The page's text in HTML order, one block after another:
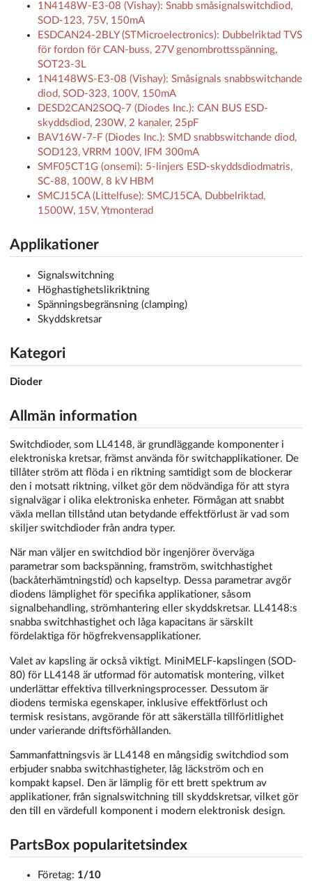
1N4148W-E3-08 (Vishay): Snabb småsignalswitchdiod,
SOD-123, 75V, 150mA
ESDCAN24-2BLY (STMicroelectronics): Dubbelriktad TVS
för fordon för CAN-buss, 27V genombrottsspänning,
SOT23-3L
1N4148WS-E3-08 (Vishay): Småsignals snabbswitchande
diod, SOD-323, 100V, 150mA
DESD2CAN2SOQ-7 (Diodes Inc.): CAN BUS ESD-
skyddsdiod, 230W, 2 kanaler, 25pF
BAV16W-7-F (Diodes Inc.): SMD snabbswitchande diod,
SOD123, VRRM 100V, IFM 300mA
SMF05CT1G (onsemi): 5-linjers ESD-skyddsdiodmatris,
SC-88, 100W, 8 kV HBM
SMCJ15CA (Littelfuse): SMCJ15CA, Dubbelriktad,
1500W, 15V, Ytmonterad
Applikationer
Signalswitchning
Höghastighetslikriktning
Spänningsbegränsning (clamping)
Skyddskretsar
Kategori
Dioder
Allmän information
Switchdioder, som LL4148, är grundläggande komponenter i
elektroniska kretsar, främst använda för switchapplikationer. De
tillåter ström att flöda i en riktning samtidigt som de blockerar
den i motsatt riktning, vilket gör dem nödvändiga för att styra
signalvägar i olika elektroniska enheter. Förmågan att snabbt
växla mellan tillstånd utan betydande effektförlust är vad som
skiljer switchdioder från andra typer.
När man väljer en switchdiod bör ingenjörer överväga
parametrar som backspänning, framström, switchhastighet
(backåterhämtningstid) och kapseltyp. Dessa parametrar avgör
diodens lämplighet för specifika applikationer, såsom
signalbehandling, strömhantering eller skyddskretsar. LL4148:s
snabba switchhastighet och låga kapacitans är särskilt
fördelaktiga för högfrekvensapplikationer.
Valet av kapsling är också viktigt. MiniMELF-kapslingen (SOD-
80) för LL4148 är utformad för automatisk montering, vilket
underlättar effektiva tillverkningsprocesser. Dessutom är
diodens termiska egenskaper, inklusive effektförlust och
termisk resistans, avgörande för att säkerställa tillförlitlighet
under varierande driftsförhållanden.
Sammanfattningsvis är LL4148 en mångsidig switchdiod som
erbjuder snabba switchhastigheter, låg läckström och en
kompakt kapsel. Den är lämplig för ett brett spektrum av
applikationer, från signalswitchning till skyddskretsar, vilket gör
den till en värdefull komponent i modern elektronisk design.
PartsBox popularitetsindex
Företag: 1/10